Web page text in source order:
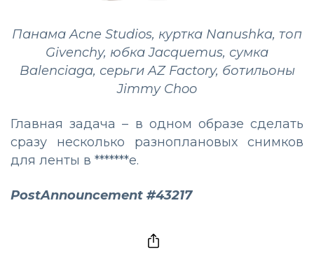
Панама Acne Studios, куртка Nanushka, топ
Givenchy, юбка Jacquemus, сумка
Balenciaga, серьги AZ Factory, ботильоны
Jimmy Choo
Главная задача – в одном образе сделать
сразу несколько разноплановых снимков
для ленты в *******е.
PostAnnouncement #43217